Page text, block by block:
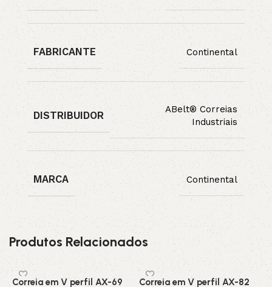
FABRICANTE Continental
DISTRIBUIDOR
ABelt® Correias
Industriais
MARCA Continental
Produtos Relacionados
Correia em V perfil AX-69 Correia em V perfil AX-82